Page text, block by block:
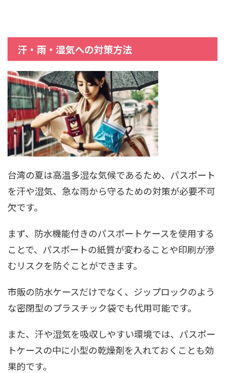
汗・雨・湿気への対策方法
台湾の夏は高温多湿な気候であるため、パスポート
を汗や湿気、急な雨から守るための対策が必要不可
欠です。
まず、防水機能付きのパスポートケースを使用する
ことで、パスポートの紙質が変わることや印刷が滲
むリスクを防ぐことができます。
市販の防水ケースだけでなく、ジップロックのよう
な密閉型のプラスチック袋でも代用可能です。
また、汗や湿気を吸収しやすい環境では、パスポー
トケースの中に小型の乾燥剤を入れておくことも効
果的です。